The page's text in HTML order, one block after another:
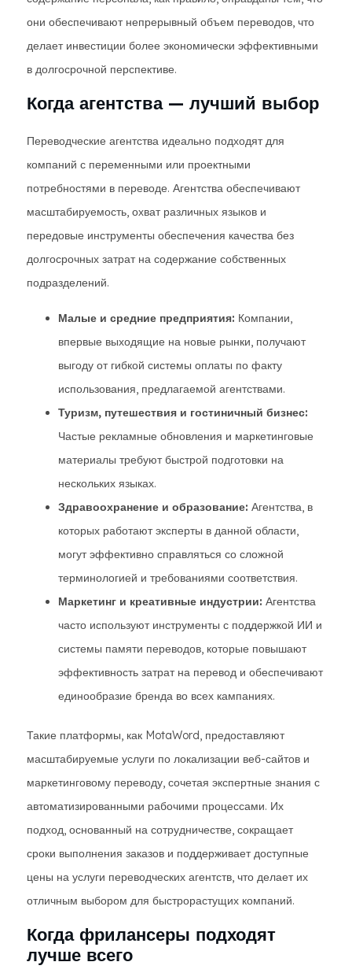
они обеспечивают непрерывный объем переводов, что
делает инвестиции более экономически эффективными
в долгосрочной перспективе.
Когда агентства — лучший выбор
Переводческие агентства идеально подходят для
компаний с переменными или проектными
потребностями в переводе. Агентства обеспечивают
масштабируемость, охват различных языков и
передовые инструменты обеспечения качества без
долгосрочных затрат на содержание собственных
подразделений.
Малые и средние предприятия: Компании,
впервые выходящие на новые рынки, получают
выгоду от гибкой системы оплаты по факту
использования, предлагаемой агентствами.
Туризм, путешествия и гостиничный бизнес:
Частые рекламные обновления и маркетинговые
материалы требуют быстрой подготовки на
нескольких языках.
Здравоохранение и образование: Агентства, в
которых работают эксперты в данной области,
могут эффективно справляться со сложной
терминологией и требованиями соответствия.
Маркетинг и креативные индустрии: Агентства
часто используют инструменты с поддержкой ИИ и
системы памяти переводов, которые повышают
эффективность затрат на перевод и обеспечивают
единообразие бренда во всех кампаниях.
Такие платформы, как MotaWord, предоставляют
масштабируемые услуги по локализации веб-сайтов и
маркетинговому переводу, сочетая экспертные знания с
автоматизированными рабочими процессами. Их
подход, основанный на сотрудничестве, сокращает
сроки выполнения заказов и поддерживает доступные
цены на услуги переводческих агентств, что делает их
отличным выбором для быстрорастущих компаний.
Когда фрилансеры подходят
лучше всего